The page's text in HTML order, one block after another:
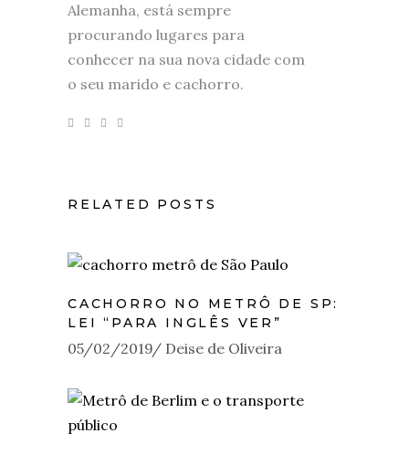
Alemanha, está sempre
procurando lugares para
conhecer na sua nova cidade com
o seu marido e cachorro.
RELATED POSTS
CACHORRO NO METRÔ DE SP:
LEI “PARA INGLÊS VER”
05/02/2019 Deise de Oliveira